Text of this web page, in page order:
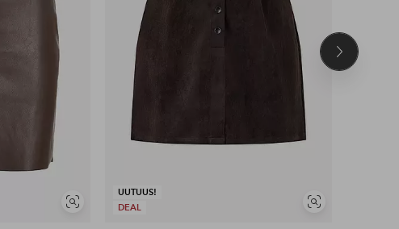
Näytä
UUTUUS!
DEAL
Näytä
Seuraava